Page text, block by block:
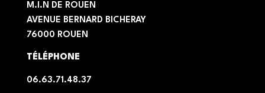
M.I.N DE ROUEN
AVENUE BERNARD BICHERAY
76000 ROUEN
TÉLÉPHONE
06.63.71.48.37